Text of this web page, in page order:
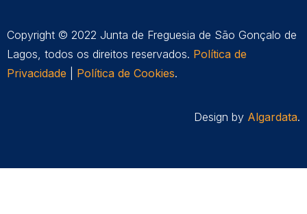
Copyright © 2022 Junta de Freguesia de São Gonçalo de
Lagos, todos os direitos reservados. Política de
Privacidade
Política de Cookies.
Design by Algardata.